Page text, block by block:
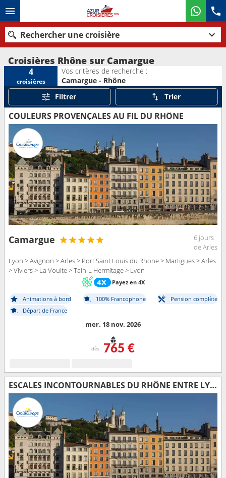
Rechercher une croisière
Nos destinations
Mois de départ
Ports
Rechercher
Croisières Rhône sur Camargue
4
croisières
Vos critères de recherche :
Camargue - Rhône
Filtrer
Trier
COULEURS PROVENÇALES AU FIL DU RHÔNE
Camargue
6 jours
de Arles
Lyon > Avignon > Arles > Port Saint Louis du Rhone > Martigues > Arles
> Viviers > La Voulte > Tain-L Hermitage > Lyon
Payez en 4X
Animations à bord 100% Francophone
Pension complète
Départ de France
mer. 18 nov. 2026
dès 765 €
ESCALES INCONTOURNABLES DU RHÔNE ENTRE LYON, LA CAMARGUE ET LA PROVENCE AVEC UN DÎNER OFFERT À L'ABBAYE DE COLLONGES - PAUL BOCUSE